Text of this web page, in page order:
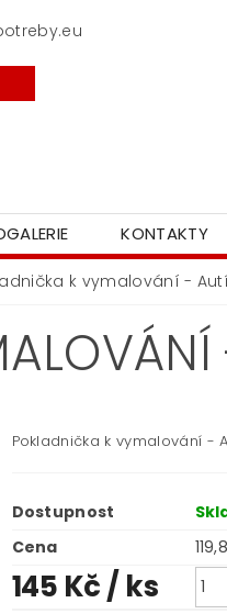
KONTAKTY
k vymalování -
Pokladnička k vymalování -
Dostupnost
Cena
145 Kč/ ks